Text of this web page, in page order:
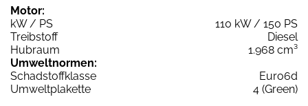
Motor:
kW / PS
110 kW / 150 PS
Treibstoff
Diesel
Hubraum
1.968 cm³
Umweltnormen:
Schadstoffklasse
Euro6d
Umweltplakette
4 (Green)